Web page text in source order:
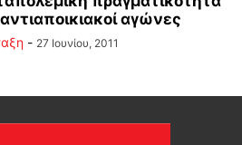
αγώνες
- 27 Ιουνίου, 2011